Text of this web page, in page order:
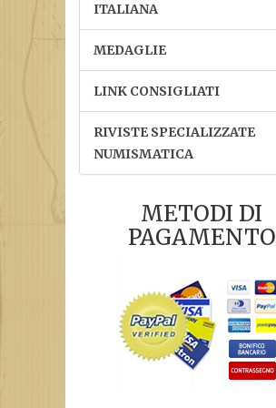
ITALIANA
MEDAGLIE
LINK CONSIGLIATI
RIVISTE SPECIALIZZATE
NUMISMATICA
METODI DI
PAGAMENTO